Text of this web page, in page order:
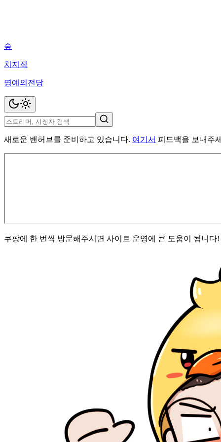
숲
치지직
명예의전당
새로운 밴허브를 준비하고 있습니다. 여기서 피드백을 보내주
쿠팡에 한 번씩 방문해주시면 사이트 운영에 큰 도움이 됩니다!